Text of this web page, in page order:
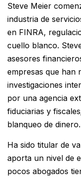
Steve Meier
industria de
en FINRA,
cuello blanco.
asesores
empresas que han
investigaciones
por una agencia
fiduciarias y
blanqueo de dinero.
Ha sido titular de
aporta un nivel de
pocos abogados